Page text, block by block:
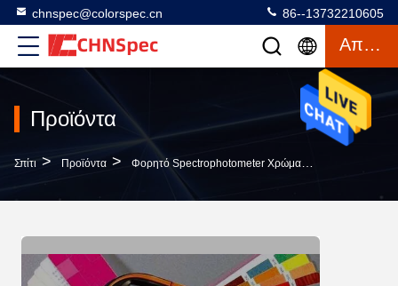
chnspec@colorspec.cn 86--13732210605
Απόσπασμα
Προϊόντα
Σπίτι > Προϊόντα > Φορητό Spectrophotometer Χρώματος